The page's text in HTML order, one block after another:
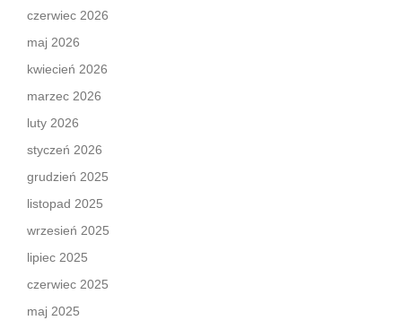
czerwiec 2026
maj 2026
kwiecień 2026
marzec 2026
luty 2026
styczeń 2026
grudzień 2025
listopad 2025
wrzesień 2025
lipiec 2025
czerwiec 2025
maj 2025